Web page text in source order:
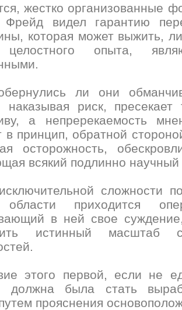
жестко организованные
Фрейд видел гарантию
которая может выжить,
целостного опыта,
ли они
наказывая риск,
а непререкаемость
в принцип, обратной
осторожность,
всякий подлинно научный
сложности
приходится
в ней свое
истинный масштаб
этого первой, если не
должна была стать
прояснения